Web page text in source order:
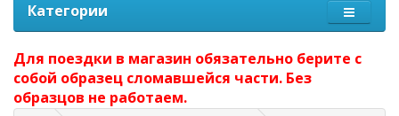
Категории
Для поездки в магазин обязательно берите с
собой образец сломавшейся части. Без
образцов не работаем.